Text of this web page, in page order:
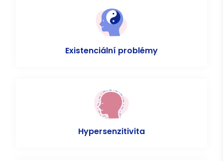
Existenciální problémy
Hypersenzitivita